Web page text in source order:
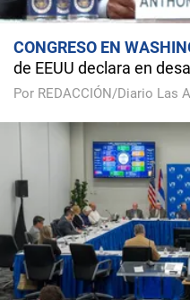
CONGRESO EN
de EEUU declara en
Por REDACCIÓN/Diario Las